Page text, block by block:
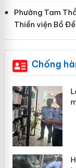
Phường Tam
Thiền viện Bồ Đề
Chống